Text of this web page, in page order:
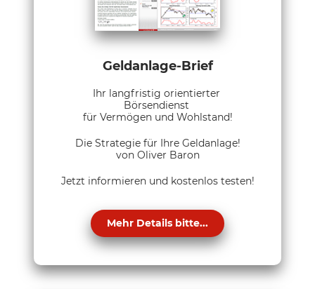
Geldanlage-Brief
Ihr langfristig orientierter
Börsendienst
für Vermögen und Wohlstand!
Die Strategie für Ihre Geldanlage!
von Oliver Baron
Jetzt informieren und kostenlos testen!
Mehr Details bitte...